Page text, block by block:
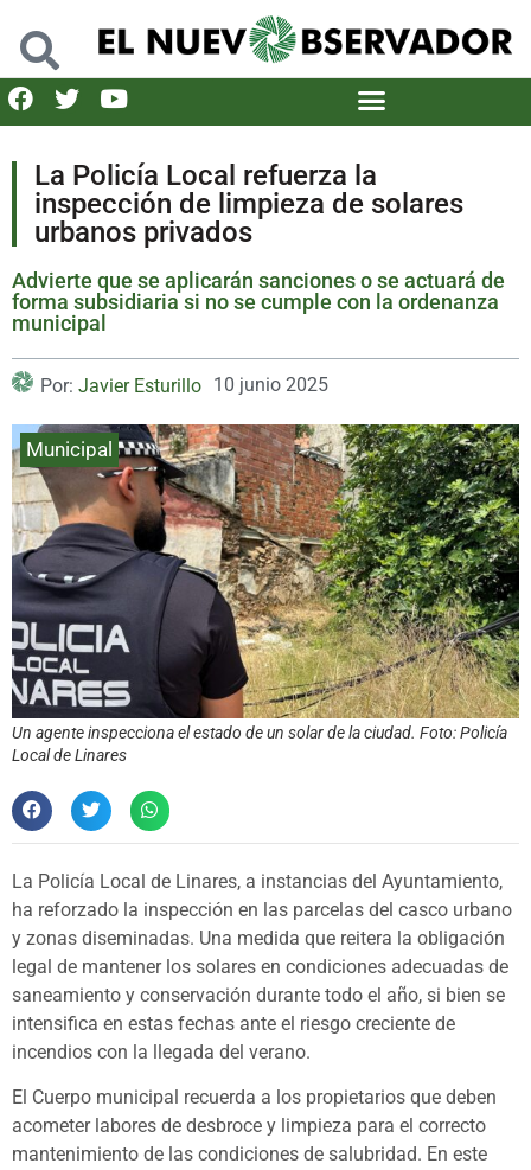
La Policía Local refuerza la
inspección de limpieza de solares
urbanos privados
Advierte que se aplicarán sanciones o se actuará de
forma subsidiaria si no se cumple con la ordenanza
municipal
Por: Javier Esturillo 10 junio 2025
Municipal
Un agente inspecciona el estado de un solar de la ciudad. Foto: Policía
Local de Linares
La Policía Local de Linares, a instancias del Ayuntamiento,
ha reforzado la inspección en las parcelas del casco urbano
y zonas diseminadas. Una medida que reitera la obligación
legal de mantener los solares en condiciones adecuadas de
saneamiento y conservación durante todo el año, si bien se
intensifica en estas fechas ante el riesgo creciente de
incendios con la llegada del verano.
El Cuerpo municipal recuerda a los propietarios que deben
acometer labores de desbroce y limpieza para el correcto
mantenimiento de las condiciones de salubridad. En este